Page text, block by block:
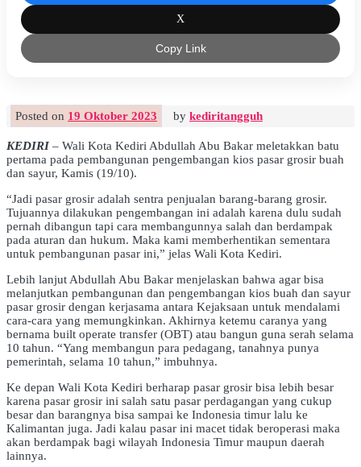
X
Copy Link
Posted on 19 Oktober 2023 by kediritangguh
KEDIRI– Wali Kota Kediri Abdullah Abu Bakar meletakkan batu
pertama pada pembangunan pengembangan kios pasar grosir buah
dan sayur, Kamis (19/10).
“Jadi pasar grosir adalah sentra penjualan barang-barang grosir.
Tujuannya dilakukan pengembangan ini adalah karena dulu sudah
pernah dibangun tapi cara membangunnya salah dan berdampak
pada aturan dan hukum. Maka kami memberhentikan sementara
untuk pembangunan pasar ini,” jelas Wali Kota Kediri.
Lebih lanjut Abdullah Abu Bakar menjelaskan bahwa agar bisa
melanjutkan pembangunan dan pengembangan kios buah dan sayur
pasar grosir dengan kerjasama antara Kejaksaan untuk mendalami
cara-cara yang memungkinkan. Akhirnya ketemu caranya yang
bernama built operate transfer (OBT) atau bangun guna serah selama
10 tahun. “Yang membangun para pedagang, tanahnya punya
pemerintah, selama 10 tahun,” imbuhnya.
Ke depan Wali Kota Kediri berharap pasar grosir bisa lebih besar
karena pasar grosir ini salah satu pasar perdagangan yang cukup
besar dan barangnya bisa sampai ke Indonesia timur lalu ke
Kalimantan juga. Jadi kalau pasar ini macet tidak beroperasi maka
akan berdampak bagi wilayah Indonesia Timur maupun daerah
lainnya.